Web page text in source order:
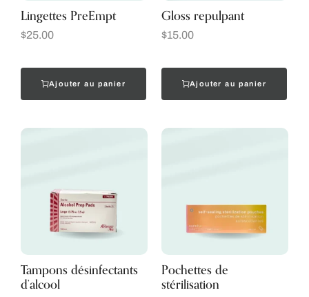
Lingettes PreEmpt
$25.00
Ajouter au panier
Gloss repulpant
$15.00
Ajouter au panier
Tampons désinfectants
d’alcool
Pochettes de
stérilisation